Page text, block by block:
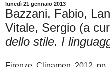
lunedì 21 gennaio 2013
Bazzani, Fabio,
Vitale, Sergio (a
dello stile. I